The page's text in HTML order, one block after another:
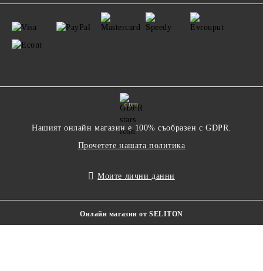
GDPR
Нашият онлайн магазин е 100% съобразен с GDPR.
Прочетете нашата политика
Моите лични данни
Онлайн магазин от SELITON